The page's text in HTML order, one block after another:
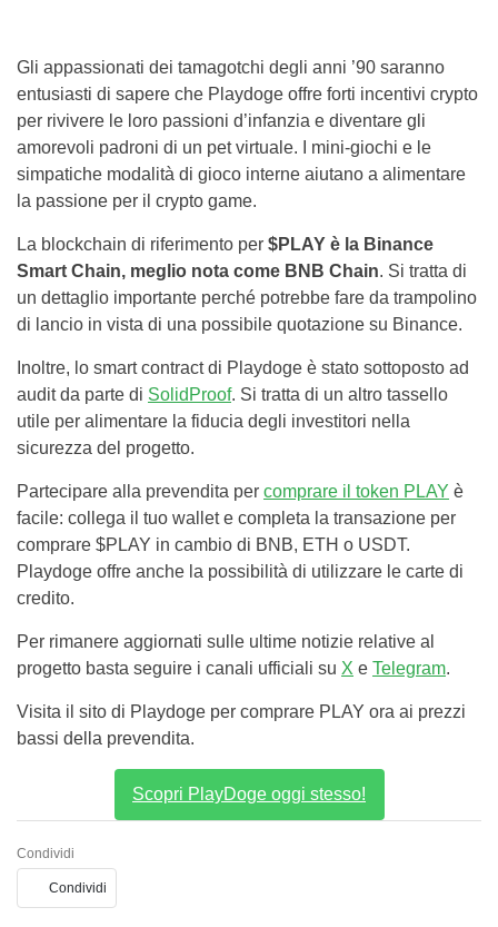
Gli appassionati dei tamagotchi degli anni ’90 saranno
entusiasti di sapere che Playdoge offre forti incentivi crypto
per rivivere le loro passioni d’infanzia e diventare gli
amorevoli padroni di un pet virtuale. I mini-giochi e le
simpatiche modalità di gioco interne aiutano a alimentare
la passione per il crypto game.
La blockchain di riferimento per $PLAY è la Binance
Smart Chain, meglio nota come BNB Chain. Si tratta di
un dettaglio importante perché potrebbe fare da trampolino
di lancio in vista di una possibile quotazione su Binance.
Inoltre, lo smart contract di Playdoge è stato sottoposto ad
audit da parte di SolidProof. Si tratta di un altro tassello
utile per alimentare la fiducia degli investitori nella
sicurezza del progetto.
Partecipare alla prevendita per comprare il token PLAY è
facile: collega il tuo wallet e completa la transazione per
comprare $PLAY in cambio di BNB, ETH o USDT.
Playdoge offre anche la possibilità di utilizzare le carte di
credito.
Per rimanere aggiornati sulle ultime notizie relative al
progetto basta seguire i canali ufficiali su X e Telegram.
Visita il sito di Playdoge per comprare PLAY ora ai prezzi
bassi della prevendita.
Scopri PlayDoge oggi stesso!
Condividi
Condividi